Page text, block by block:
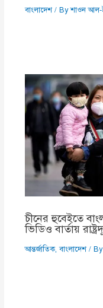
বাংলাদেশ/ Byশাওন আল-
চীনের হুবেইতে
ভিডিও বার্তায়
আন্তর্জাতিক,বাংলাদেশ/